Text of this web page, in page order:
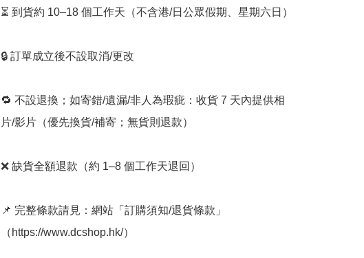
⏳ 到貨約 10–18 個工作天（不含港/日公眾假期、星期六日）
🔒 訂單成立後不設取消/更改
🔁 不設退換；如寄錯/遺漏/非人為瑕疵：收貨 7 天內提供相
片/影片（優先換貨/補寄；無貨則退款）
❌ 缺貨全額退款（約 1–8 個工作天退回）
📌 完整條款請見：網站「訂購須知/退貨條款」
（https://www.dcshop.hk/）